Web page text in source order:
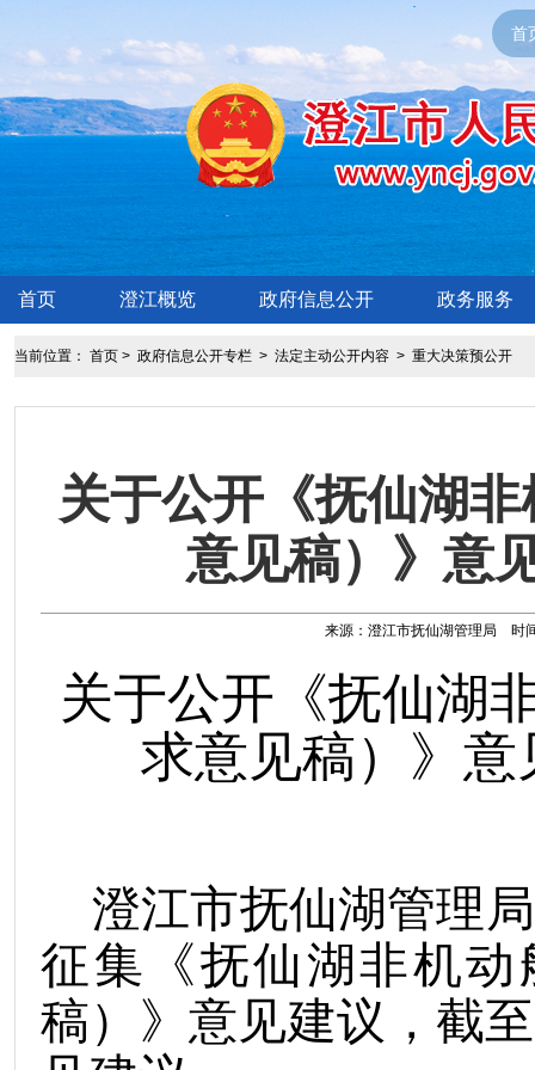
首
首页 澄江概览 政府信息公开 政务服务
当前位置： 首页> 政府信息公开专栏 > 法定主动公开内容 > 重大决策预公开
关于公开《抚仙湖
意见稿）》意
来源：澄江市抚仙湖管理局 时
关于公开《抚仙湖
求意见稿）》
澄江市抚仙湖管理局
征集《抚仙湖非机
稿）》意见建议 ， 截至